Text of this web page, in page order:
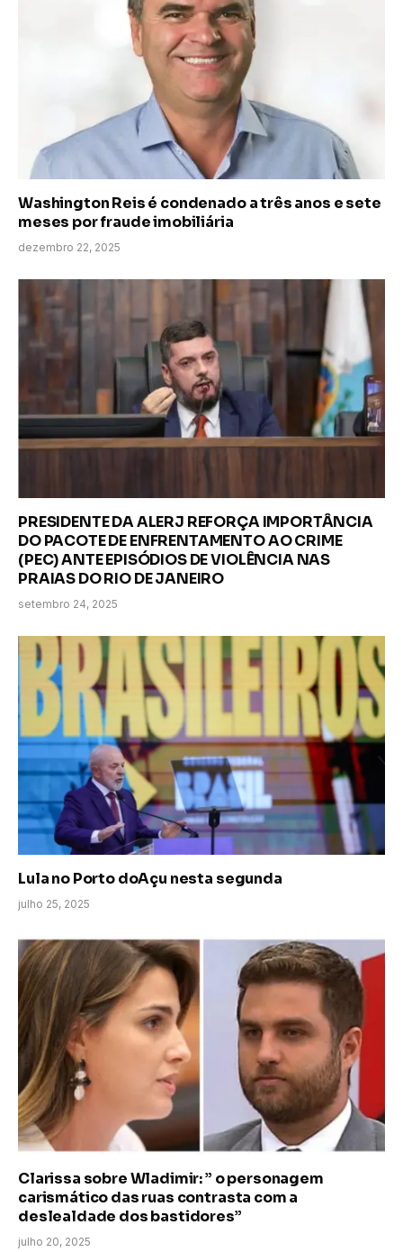
Washington Reis é condenado a três anos e sete
meses por fraude imobiliária
dezembro 22, 2025
PRESIDENTE DA ALERJ REFORÇA IMPORTÂNCIA
DO PACOTE DE ENFRENTAMENTO AO CRIME
(PEC) ANTE EPISÓDIOS DE VIOLÊNCIA NAS
PRAIAS DO RIO DE JANEIRO
setembro 24, 2025
Lula no Porto doAçu nesta segunda
julho 25, 2025
Clarissa sobre Wladimir: ” o personagem
carismático das ruas contrasta com a
deslealdade dos bastidores”
julho 20, 2025